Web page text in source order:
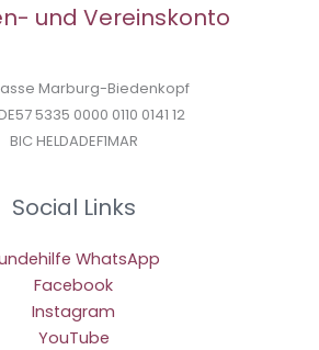
und Vereinskonto
Marburg-Biedenkopf
5335 0000 0110 0141 12
BIC HELDADEF1MAR
Social Links
WhatsApp
Facebook
Instagram
YouTube